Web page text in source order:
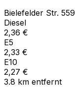
Bielefelder Str. 559
Diesel
2,36 €
E5
2,33 €
E10
2,27 €
3.8 km entfernt